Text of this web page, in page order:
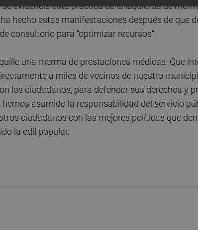
evidencia esta práctica de la izquierda de
hecho estas manifestaciones después de que
consultorio para “optimizar recursos”.
una merma de prestaciones médicas. Que
a miles de vecinos de nuestro
los ciudadanos, para defender sus derechos y
asumido la responsabilidad del servicio
ciudadanos con las mejores políticas que
la edil popular.